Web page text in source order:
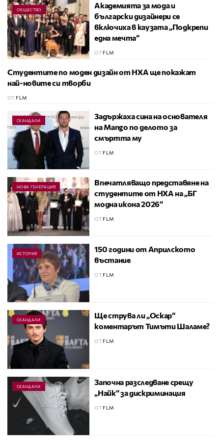
ОБЩЕСТВО
Академията за мода и
български дизайнери се
включиха в каузата „Подкрепи
една мечта“
ОТ FLM
НОВА ГЕНЕРАЦИЯ
Студентите по моден дизайн от НХА ще покажат
най-новите си творби
ОТ FLM
СКАНДАЛИ
Задържаха сина на основателя
на Mango по делото за
смъртта му
ОТ FLM
НОВА ГЕНЕРАЦИЯ
Впечатляващо представяне на
студентите от НХА на „БГ
модна икона 2026“
ОТ FLM
ИСТОРИЯ
150 години от Априлското
въстание
ОТ FLM
СКАНДАЛИ
Ще струва ли „Оскар“
коментарът Тимъти Шаламе?
ОТ FLM
СКАНДАЛИ
Започна разследване срещу
„Найк“ за дискриминация
ОТ FLM